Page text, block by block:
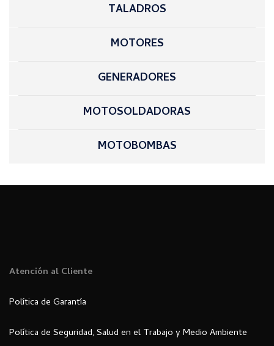
TALADROS
MOTORES
GENERADORES
MOTOSOLDADORAS
MOTOBOMBAS
Atención al Cliente
Política de Garantía
Política de Seguridad, Salud en el Trabajo y Medio Ambiente